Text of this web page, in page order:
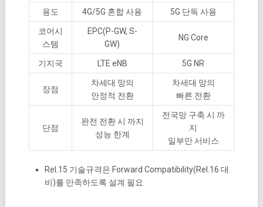
용도 4G/5G 혼합 사용 5G 단독 사용
코어시
스템
EPC(P-GW, S-
GW)
NG Core
기지국 LTE eNB 5G NR
장점
차세대 망의
안정적 전환
차세대 망의
빠른 전환
단점
완전 전환 시 까지
성능 한계
전국망 구축 시 까
지
일부만 서비스
Rel.15 기술규격은 Forward Compatibility(Rel.16 대
비)를 만족하도록 설계 필요